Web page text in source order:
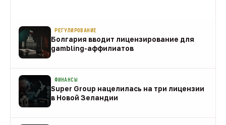
РЕГУЛИРОВАНИЕ
Болгария вводит лицензирование для
gambling-аффилиатов
ФИНАНСЫ
Super Group нацелилась на три лицензии
в Новой Зеландии